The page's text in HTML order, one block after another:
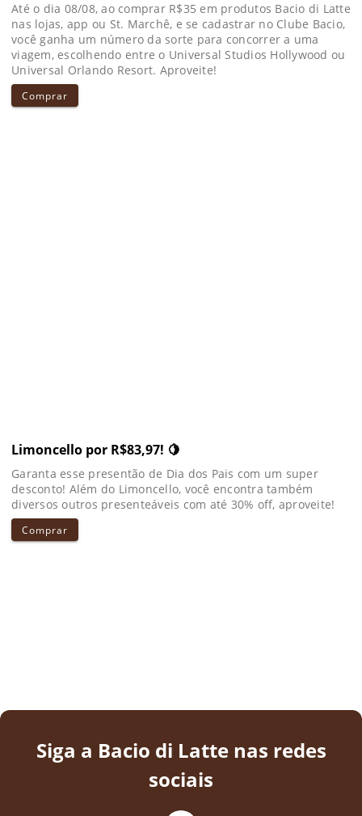
Até o dia 08/08, ao comprar R$35 em produtos Bacio di Latte
nas lojas, app ou St. Marchê, e se cadastrar no Clube Bacio,
você ganha um número da sorte para concorrer a uma
viagem, escolhendo entre o Universal Studios Hollywood ou
Universal Orlando Resort. Aproveite!
Comprar
Limoncello por R$83,97! 🍋
Garanta esse presentão de Dia dos Pais com um super
desconto! Além do Limoncello, você encontra também
diversos outros presenteáveis com até 30% off, aproveite!
Comprar
Siga a Bacio di Latte nas redes
sociais